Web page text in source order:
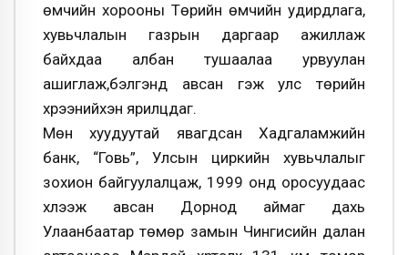
өмчийн хорооны Төрийн өмчийн удирдлага,
хувьчлалын газрын даргаар ажиллаж
байхдаа албан тушаалаа урвуулан
ашиглаж,бэлгэнд авсан гэж улс төрийн
хүрээнийхэн ярилцдаг.
Мөн хуудуутай явагдсан Хадгаламжийн
банк, “Говь”, Улсын циркийн хувьчлалыг
зохион байгуулалцаж, 1999 онд оросуудаас
хүлээж авсан Дорнод аймаг дахь
Улаанбаатар төмөр замын Чингисийн далан